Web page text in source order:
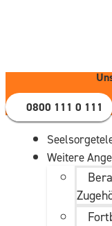
0800 111 0 111
Weitere